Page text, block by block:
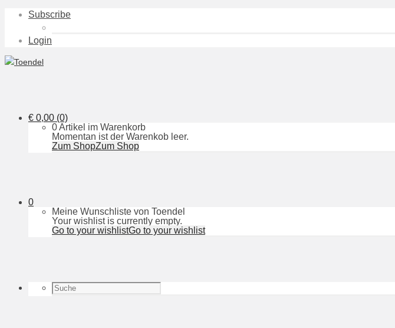
Subscribe
Login
€ 0,00 (0)
0 Artikel im Warenkorb
Momentan ist der Warenkob leer.
Zum ShopZum Shop
0
Meine Wunschliste von Toendel
Your wishlist is currently empty.
Go to your wishlistGo to your wishlist